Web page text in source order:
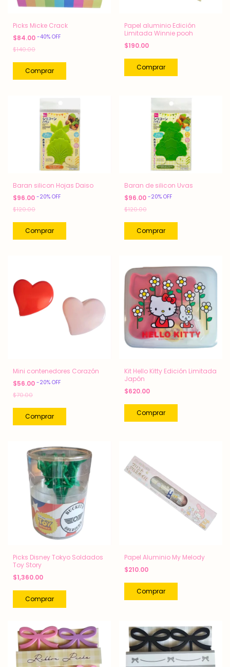
Picks Micke Crack
$84.00 -40% OFF
$140.00
Papel aluminio Edición
Limitada Winnie pooh
$190.00
Baran silicon Hojas Daiso
$96.00 -20% OFF
$120.00
Baran de silicon Uvas
$96.00 -20% OFF
$120.00
Mini contenedores Corazón
$56.00 -20% OFF
$70.00
Kit Hello Kitty Edición Limitada
Japón
$620.00
Picks Disney Tokyo Soldados
Toy Story
$1,360.00
Comprar
Papel Aluminio My Melody
$210.00